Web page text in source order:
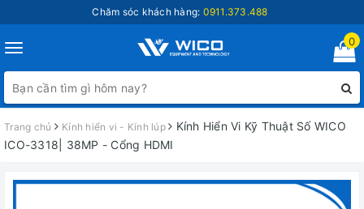
Chăm sóc khách hàng: 0911.373.488
Toggle
navigation
0
Trang chủ Kính hiển vi - Kính lúp
Kính Hiển Vi Kỹ Thuật Số WICO
ICO-3318| 38MP - Cổng HDMI